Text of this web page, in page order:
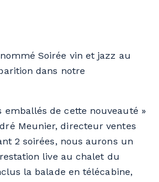
nomméSoirée vin et jazz au
dans notre
emballés de cette nouveauté »
Meunier, directeur ventes
2 soirées, nous aurons un
live au chalet du
la balade en télécabine,